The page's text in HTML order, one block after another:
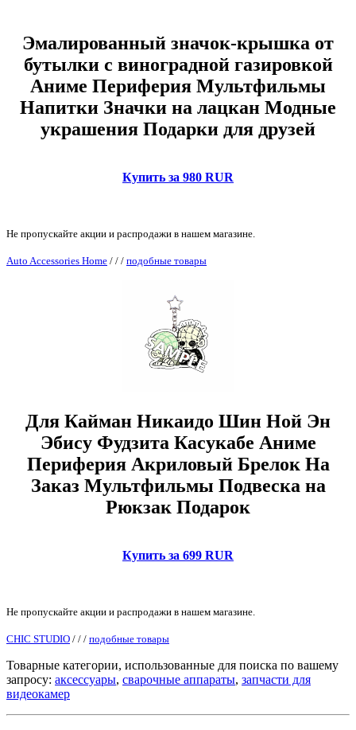
Эмалированный значок-крышка от
бутылки с виноградной газировкой
Аниме Периферия Мультфильмы
Напитки Значки на лацкан Модные
украшения Подарки для друзей
Купить за 980 RUR
Не пропускайте акции и распродажи в нашем магазине.
Auto Accessories Home / / / подобные товары
Для Кайман Никаидо Шин Ной Эн
Эбису Фудзита Касукабе Аниме
Периферия Акриловый Брелок На
Заказ Мультфильмы Подвеска на
Рюкзак Подарок
Купить за 699 RUR
Не пропускайте акции и распродажи в нашем магазине.
CHIC STUDIO / / / подобные товары
Товарные категории, использованные для поиска по вашему
запросу: аксессуары, сварочные аппараты, запчасти для
видеокамер